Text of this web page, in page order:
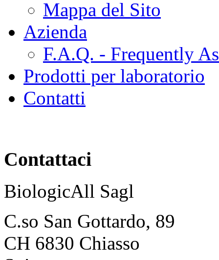
Mappa del Sito
Azienda
F.A.Q. - Frequently
Prodotti per laboratorio
Contatti
Contattaci
BiologicAll Sagl
C.so San Gottardo, 89
CH 6830 Chiasso